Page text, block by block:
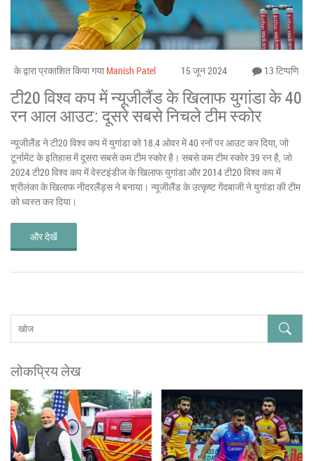
के द्वारा प्रकाशित किया गया Manish Patel 15 जून 2024 13 टिप्पणि
टी20 विश्व कप में न्यूजीलैंड के खिलाफ युगांडा के 40
रन आल आउट: दूसरे सबसे निचले टीम स्कोर
न्यूजीलैंड ने टी20 विश्व कप में युगांडा को 18.4 ओवर में 40 रनों पर आउट कर दिया, जो
टूर्नामेंट के इतिहास में दूसरा सबसे कम टीम स्कोर है। सबसे कम टीम स्कोर 39 रन है, जो
2024 टी20 विश्व कप में वेस्टइंडीज के खिलाफ युगांडा और 2014 टी20 विश्व कप में
श्रीलंका के खिलाफ नीदरलैंड्स ने बनाया। न्यूजीलैंड के उत्कृष्ट गेंदबाजी ने युगांडा की टीम
को ध्वस्त कर दिया।
और देखें
लोकप्रिय लेख